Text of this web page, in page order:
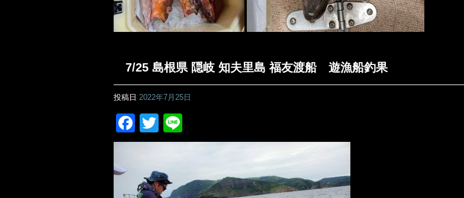
7/25 島根県 隠岐 知夫里島 福友渡船 遊漁船釣果
投稿日 2022年7月25日
Facebook
Twitter